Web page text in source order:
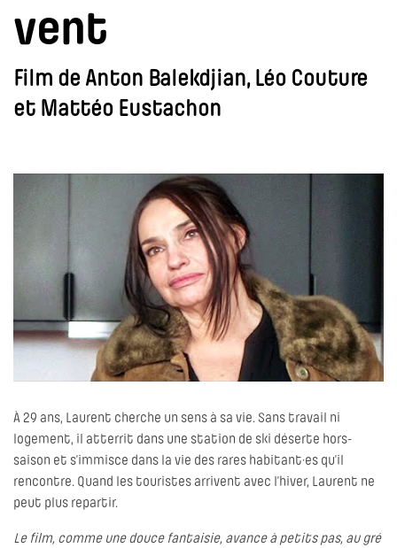
vent
Film de Anton Balekdjian, Léo Couture
et Mattéo Eustachon
À 29 ans, Laurent cherche un sens à sa vie. Sans travail ni
logement, il atterrit dans une station de ski déserte hors-
saison et s’immisce dans la vie des rares habitant·es qu’il
rencontre. Quand les touristes arrivent avec l’hiver, Laurent ne
peut plus repartir.
Le film, comme une douce fantaisie, avance à petits pas, au gré